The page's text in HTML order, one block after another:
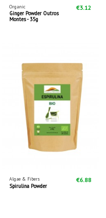
Organic
Ginger Powder Outros
Montes - 35g
€3.12
Algae & Fibers
Spirulina Powder
€6.88